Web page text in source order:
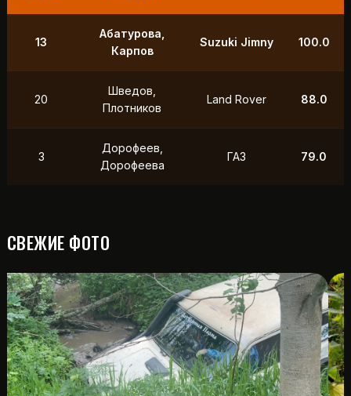
9 Маслов, Ходько УАЗ 250.0
Петухов
Фердман